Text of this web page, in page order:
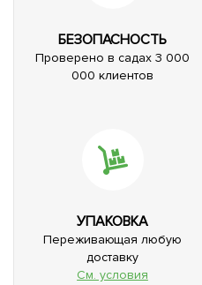
БЕЗОПАСНОСТЬ
Проверено в садах 3 000
000 клиентов
УПАКОВКА
Переживающая любую
доставку
См. условия